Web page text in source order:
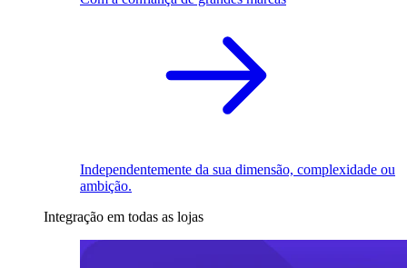
Independentemente da sua dimensão, complexidade ou
ambição.
Integração em todas as lojas